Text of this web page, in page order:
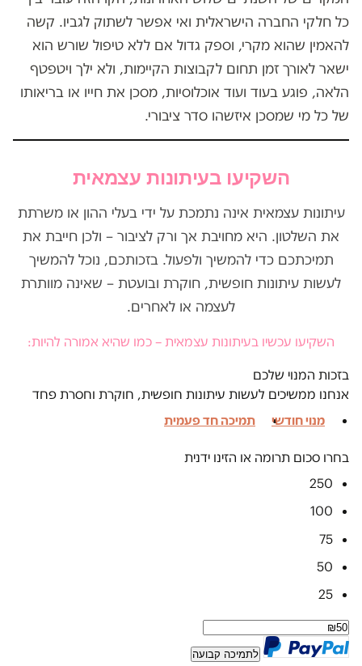
כל חלקי החברה הישראלית ואי אפשר לשתוק לגביו. קשה
להאמין שהוא מקרי, וספק גדול אם ללא טיפול שורש הוא
ישאר לאורך זמן תחום לקבוצות הקיימות, ולא ילך ויטפטף
הלאה, פוגע בעוד ועוד אוכלוסיות, מסכן את חייו או בריאותו
של כל מי שמסכן איזשהו סדר ציבורי.
השקיעו בעיתונות עצמאית
עיתונות עצמאית אינה נתמכת על ידי בעלי ההון או משרתת
את השלטון. היא מחויבת אך ורק לציבור – ולכן חייבת את
תמיכתכם כדי להמשיך ולפעול. בזכותכם, נוכל להמשיך
לעשות עיתונות חופשית, חוקרת ובועטת – שאינה מוותרת
לעצמה או לאחרים.
השקיעו עכשיו בעיתונות עצמאית – כמו שהיא אמורה להיות:
בזכות המנוי שלכם
אנחנו ממשיכים לעשות עיתונות חופשית, חוקרת וחסרת פחד
מנוי חודשי תמיכה חד פעמית
בחרו סכום תרומה או הזינו ידנית
250
100
75
50
25
לתמיכה קבועה